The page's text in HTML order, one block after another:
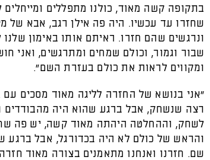
בתקופה קשה מאוד, כולנו מתפללים
שחזרו עד עכשיו. היה פה אילן רגב, אבא של
ונרגשים שהם חזרו. ראיתם אותו באימון שלנו
שבור וגמור, וכולם שמחים ומתרגשים, ואני
ומקווים לראות את כולם בעזרת השם".
"אני בנושא של החזרה לליגה מאוד מסכים
רצה שנשחק, אבל ברגע שהוא היה מהבודדים
לשחק, וההחלטה היהתה מאוד קשה, יש פה
והראש של כולם לא היה בכדורגל, אבל ברגע
שם. חזרנו ואנחנו מתאמנים בצורה מאוד